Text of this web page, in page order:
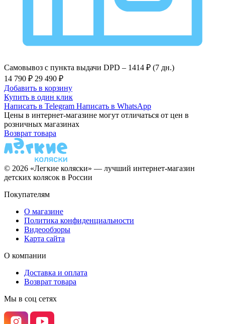
Самовывоз с пункта выдачи DPD – 1414 ₽ (7 дн.)
14 790 ₽ 29 490 ₽
Добавить в корзину
Купить в один клик
Написать в Telegram Написать в WhatsApp
Цены в интернет-магазине могут отличаться от цен в
розничных магазинах
Возврат товара
© 2026 «Легкие коляски» — лучший интернет-магазин
детских колясок в России
Покупателям
О магазине
Политика конфиденциальности
Видеообзоры
Карта сайта
О компании
Доставка и оплата
Возврат товара
Мы в соц сетях